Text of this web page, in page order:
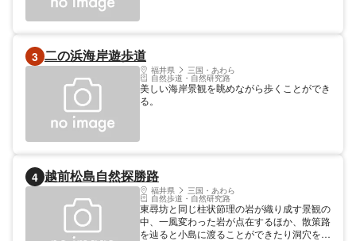
3 二の浜海岸遊歩道
福井県 三国・あわら
自然歩道・自然研究路
美しい海岸景観を眺めながら歩くことができ
る。
4 越前松島自然探勝路
福井県 三国・あわら
自然歩道・自然研究路
東尋坊と同じ柱状節理の岩が織り成す景観の
中、一風変わった岩が点在するほか、散策路
を辿ると小島に渡ることができたり洞穴を覗